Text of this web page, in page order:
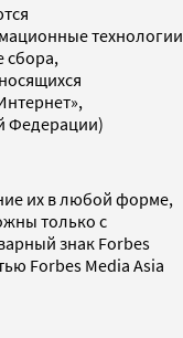
технологии
сбора,
Федерации)
их в любой форме,
только с
знак Forbes
Forbes Media Asia